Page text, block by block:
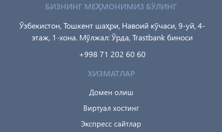
БИЗНИНГ МЕҲМОНИМИЗ БЎЛИНГ
Ўзбекистон, Тошкент шаҳри, Навоий кўчаси, 9-уй, 4-
этаж, 1-хона. Мўлжал: Ўрда, Trastbank биноси
+998 71 202 60 60
ХИЗМАТЛАР
Домен олиш
Виртуал хостинг
Экспресс сайтлар